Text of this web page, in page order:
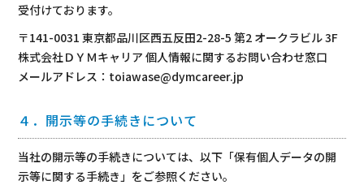
受付けております。
〒141-0031 東京都品川区西五反田2-28-5 第2 オークラビル 3F
株式会社ＤＹＭキャリア 個人情報に関するお問い合わせ窓口
メールアドレス：toiawase@dymcareer.jp
４．開示等の手続きについて
当社の開示等の手続きについては、以下「保有個人データの開
示等に関する手続き」をご参照ください。